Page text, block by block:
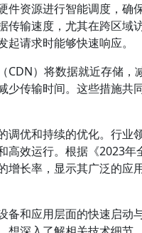
件资源进行智能调度，确
传输速度，尤其在跨区域
请求时能够快速响应。
CDN）将数据就近存储，
传输时间。这些措施共
调优和持续的优化。行业
高效运行。根据《2023年
增长率，显示其广泛的应
和应用层面的快速启动与